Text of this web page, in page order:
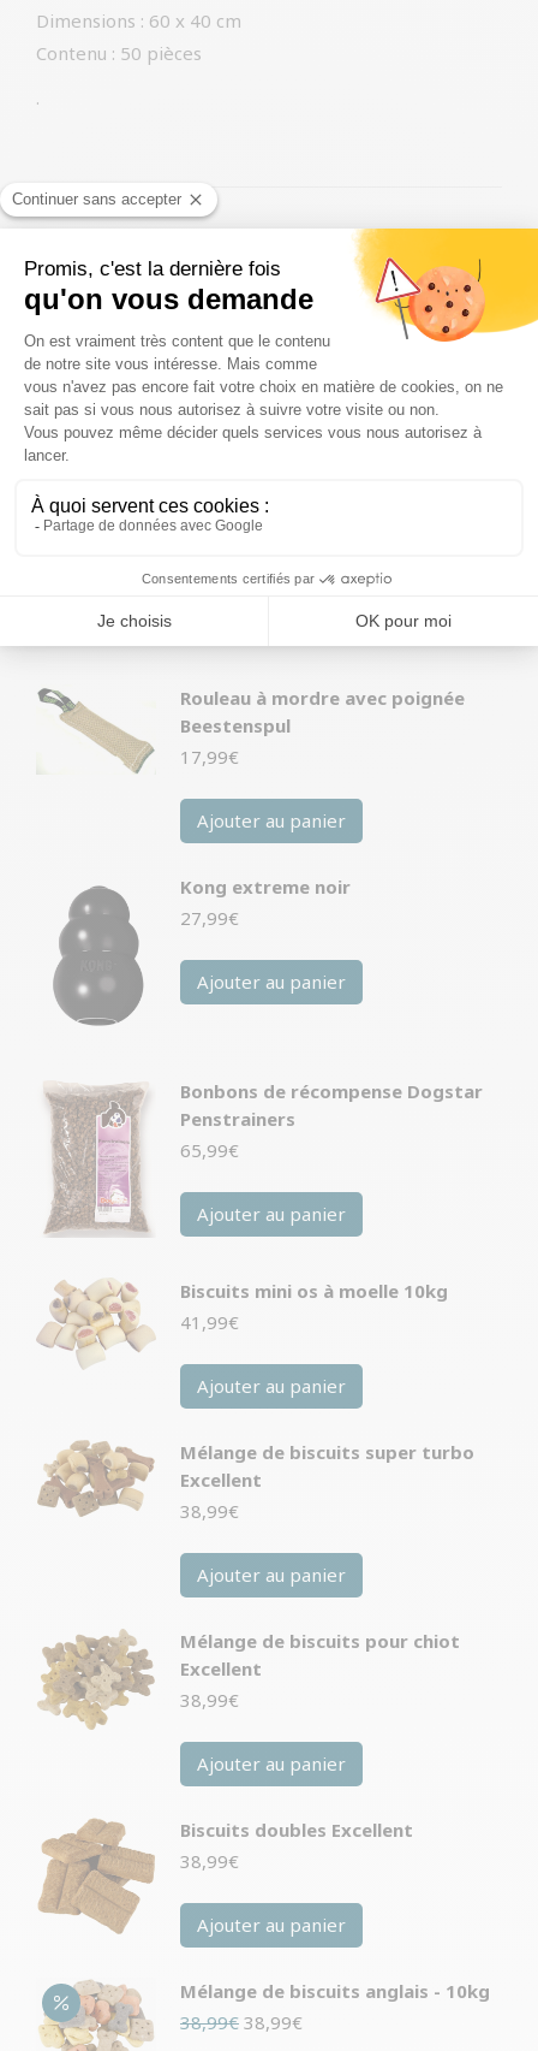
Dimensions : 60 x 40 cm
Contenu : 50 pièces
.
Produits similaires
Oreilles de porc Petsnack
107,99€
Ajouter au panier
Kong extreme black
21,99€
Ajouter au panier
Rouleau à mordre avec poignée
Beestenspul
17,99€
Ajouter au panier
Kong extreme noir
27,99€
Ajouter au panier
Bonbons de récompense Dogstar
Penstrainers
65,99€
Ajouter au panier
Biscuits mini os à moelle 10kg
41,99€
Ajouter au panier
Mélange de biscuits super turbo
Excellent
38,99€
Ajouter au panier
Mélange de biscuits pour chiot
Excellent
38,99€
Ajouter au panier
Biscuits doubles Excellent
38,99€
Ajouter au panier
Mélange de biscuits anglais - 10kg
38,99€ Le
38,99€